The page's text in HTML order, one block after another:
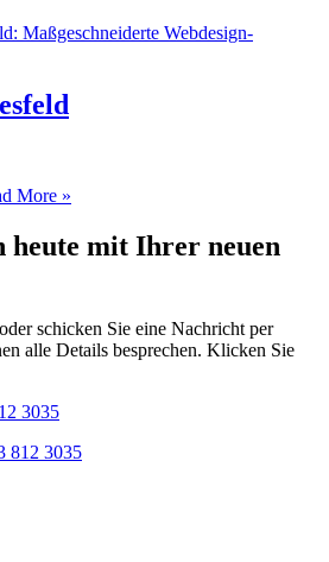
More »
heute mit Ihrer neuen
schicken Sie eine Nachricht per
alle Details besprechen. Klicken Sie
3035
812 3035